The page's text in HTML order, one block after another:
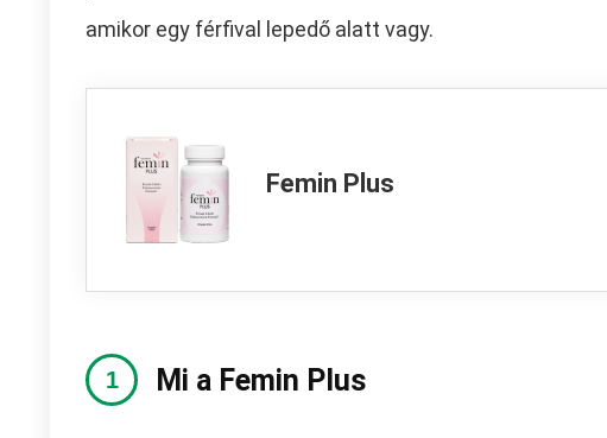
amikor egy férfival lepedő alatt vagy.
Femin Plus
Mi a Femin Plus